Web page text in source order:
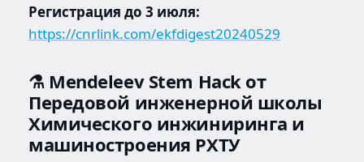
Регистрация до 3 июля:
https://cnrlink.com/ekfdigest20240529
⚗️ Mendeleev Stem Hack от
Передовой инженерной школы
Химического инжиниринга и
машиностроения РХТУ